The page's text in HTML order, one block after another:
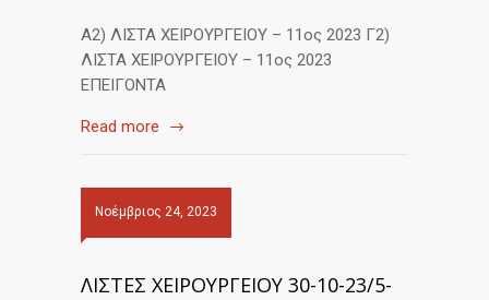
Α2) ΛΙΣΤΑ ΧΕΙΡΟΥΡΓΕΙΟΥ – 11ος 2023 Γ2)
ΛΙΣΤΑ ΧΕΙΡΟΥΡΓΕΙΟΥ – 11ος 2023
ΕΠΕΙΓΟΝΤΑ
Read more
Νοέμβριος 24, 2023
ΛΙΣΤΕΣ ΧΕΙΡΟΥΡΓΕΙΟΥ 30-10-23/5-